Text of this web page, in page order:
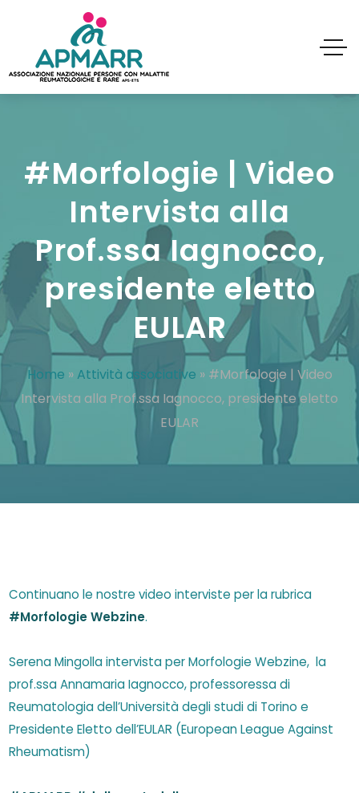
#Morfologie | Video
Intervista alla
Prof.ssa Iagnocco,
presidente eletto
EULAR
Home » Attività associative » #Morfologie | Video
Intervista alla Prof.ssa Iagnocco, presidente eletto
EULAR
Continuano le nostre video interviste per la rubrica
#Morfologie Webzine.
Serena Mingolla intervista per Morfologie Webzine, la
prof.ssa Annamaria Iagnocco, professoressa di
Reumatologia dell’Università degli studi di Torino e
Presidente Eletto dell’EULAR (European League Against
Rheumatism)